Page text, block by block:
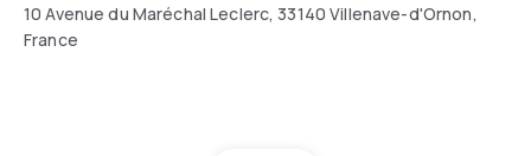
10 Avenue du Maréchal Leclerc, 33140 Villenave-d'Ornon,
France